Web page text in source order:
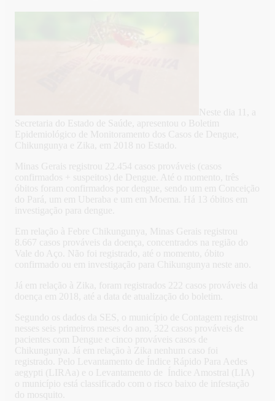
Neste dia 11, a
Secretaria do Estado de Saúde, apresentou o Boletim
Epidemiológico de Monitoramento dos Casos de Dengue,
Chikungunya e Zika, em 2018 no Estado.
Minas Gerais registrou 22.454 casos prováveis (casos
confirmados + suspeitos) de Dengue. Até o momento, três
óbitos foram confirmados por dengue, sendo um em Conceição
do Pará, um em Uberaba e um em Moema. Há 13 óbitos em
investigação para dengue.
Em relação à Febre Chikungunya, Minas Gerais registrou
8.667 casos prováveis da doença, concentrados na região do
Vale do Aço. Não foi registrado, até o momento, óbito
confirmado ou em investigação para Chikungunya neste ano.
Já em relação à Zika, foram registrados 222 casos prováveis da
doença em 2018, até a data de atualização do boletim.
Segundo os dados da SES, o município de Contagem registrou
nesses seis primeiros meses do ano, 322 casos prováveis de
pacientes com Dengue e cinco prováveis casos de
Chikungunya. Já em relação à Zika nenhum caso foi
registrado. Pelo Levantamento de Índice Rápido Para Aedes
aegypti (LIRAa) e o Levantamento de Índice Amostral (LIA)
o município está classificado com o risco baixo de infestação
do mosquito.